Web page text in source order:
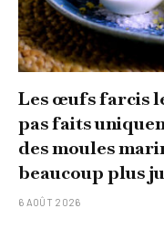
Les œufs farcis
pas faits
des moules
beaucoup plus
6 AOÛT 2026